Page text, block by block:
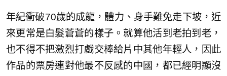
年紀衝破70歲的成龍，體力、身手難免走下坡，近
來更常是白髮蒼蒼的樣子。就算他活到老拍到老，
也不得不把激烈打戲交棒給片中其他年輕人，因此
作品的票房連對他最不反感的中國，都已經明顯沒